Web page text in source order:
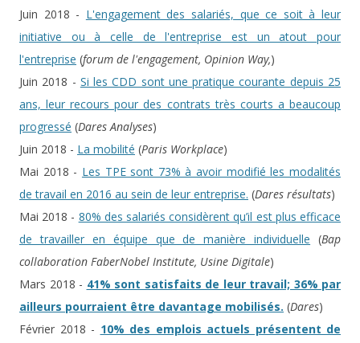
Juin 2018 - L'engagement des salariés, que ce soit à leur
initiative ou à celle de l'entreprise est un atout pour
l'entreprise (forum de l'engagement, Opinion Way,)
Juin 2018 - Si les CDD sont une pratique courante depuis 25
ans, leur recours pour des contrats très courts a beaucoup
progressé (Dares Analyses)
Juin 2018 - La mobilité (Paris Workplace)
Mai 2018 - Les TPE sont 73% à avoir modifié les modalités
de travail en 2016 au sein de leur entreprise. (Dares résultats)
Mai 2018 - 80% des salariés considèrent qu’il est plus efficace
de travailler en équipe que de manière individuelle (Bap
collaboration FaberNobel Institute, Usine Digitale)
Mars 2018 - 41% sont satisfaits de leur travail; 36% par
ailleurs pourraient être davantage mobilisés. (Dares)
Février 2018 - 10% des emplois actuels présentent de